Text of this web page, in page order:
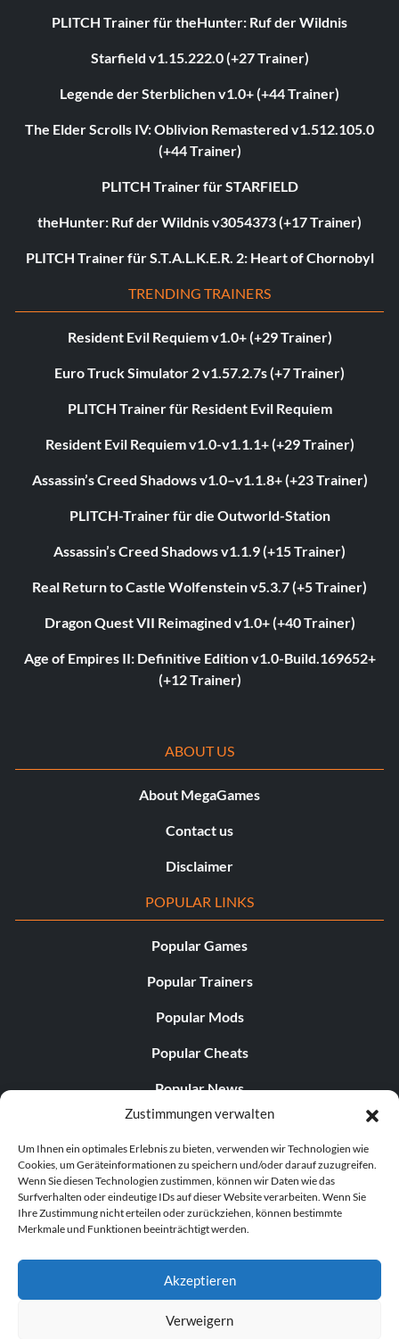
Zustimmungen verwalten
Um Ihnen ein optimales Erlebnis zu bieten, verwenden wir Technologien wie
Cookies, um Geräteinformationen zu speichern und/oder darauf zuzugreifen.
Wenn Sie diesen Technologien zustimmen, können wir Daten wie das
Surfverhalten oder eindeutige IDs auf dieser Website verarbeiten. Wenn Sie
Ihre Zustimmung nicht erteilen oder zurückziehen, können bestimmte
Merkmale und Funktionen beeinträchtigt werden.
Akzeptieren
Verweigern
PLITCH Trainer für theHunter: Ruf der Wildnis
Starfield v1.15.222.0 (+27 Trainer)
Legende der Sterblichen v1.0+ (+44 Trainer)
The Elder Scrolls IV: Oblivion Remastered v1.512.105.0
(+44 Trainer)
PLITCH Trainer für STARFIELD
theHunter: Ruf der Wildnis v3054373 (+17 Trainer)
PLITCH Trainer für S.T.A.L.K.E.R. 2: Heart of Chornobyl
TRENDING TRAINERS
Resident Evil Requiem v1.0+ (+29 Trainer)
Euro Truck Simulator 2 v1.57.2.7s (+7 Trainer)
PLITCH Trainer für Resident Evil Requiem
Resident Evil Requiem v1.0-v1.1.1+ (+29 Trainer)
Assassin’s Creed Shadows v1.0–v1.1.8+ (+23 Trainer)
PLITCH-Trainer für die Outworld-Station
Assassin’s Creed Shadows v1.1.9 (+15 Trainer)
Real Return to Castle Wolfenstein v5.3.7 (+5 Trainer)
Dragon Quest VII Reimagined v1.0+ (+40 Trainer)
Age of Empires II: Definitive Edition v1.0-Build.169652+
(+12 Trainer)
ABOUT US
About MegaGames
Contact us
Disclaimer
POPULAR LINKS
Popular Games
Popular Trainers
Popular Mods
Popular Cheats
Popular News
Popular Editorials
Popular Free Games
LATEST UPDATES